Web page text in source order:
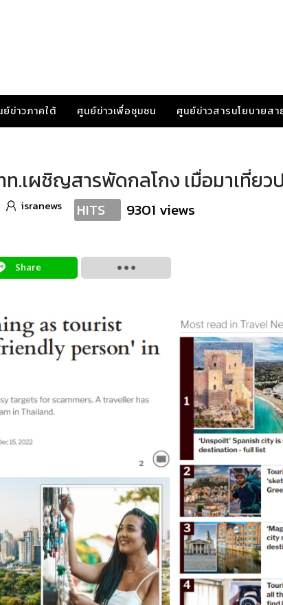
ย์ข่าวภาคใต้ ศูนย์ข่าวเพื่อชุมชน ศูนย์ข่าวสารนโยบายสา
เผชิญสารพัดกลโกง เมื่อมาเที่ยวป
isranews HITS 9301 views
Share